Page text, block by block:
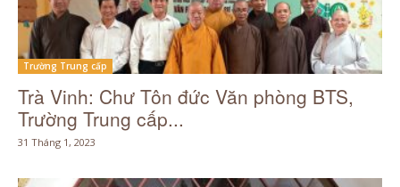
Trường Trung cấp
Trà Vinh: Chư Tôn đức Văn phòng BTS,
Trường Trung cấp...
31 Tháng 1, 2023